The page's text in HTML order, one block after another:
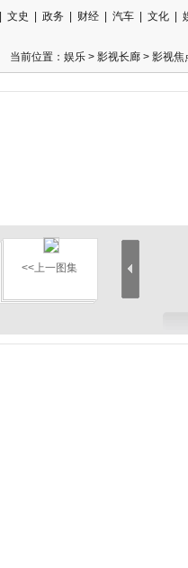
文史 政务 财经 汽车 文化
当前位置： 娱乐 > 影视长廊 > 影视焦
<<上一图集